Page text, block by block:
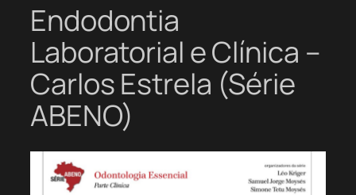
Endodontia
Laboratorial e Clínica –
Carlos Estrela (Série
ABENO)